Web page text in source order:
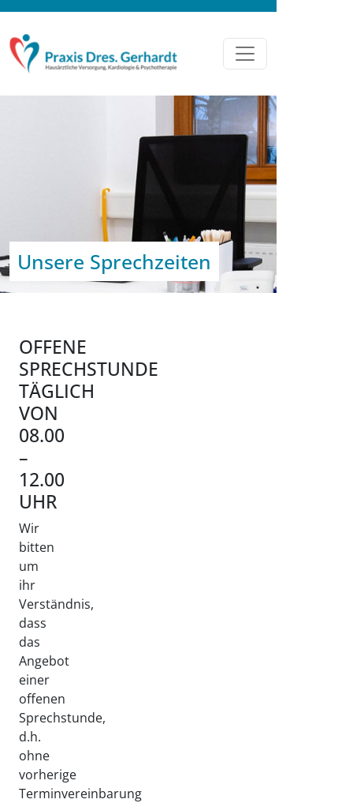
Unsere Sprechzeiten
OFFENE
SPRECHSTUNDE
TÄGLICH
VON
08.00
–
12.00
UHR
Wir
bitten
um
ihr
Verständnis,
dass
das
Angebot
einer
offenen
Sprechstunde,
d.h.
ohne
vorherige
Terminvereinbarung